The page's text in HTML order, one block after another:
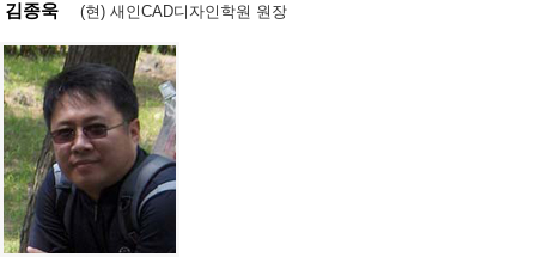
김종욱 (현) 새인CAD디자인학원 원장